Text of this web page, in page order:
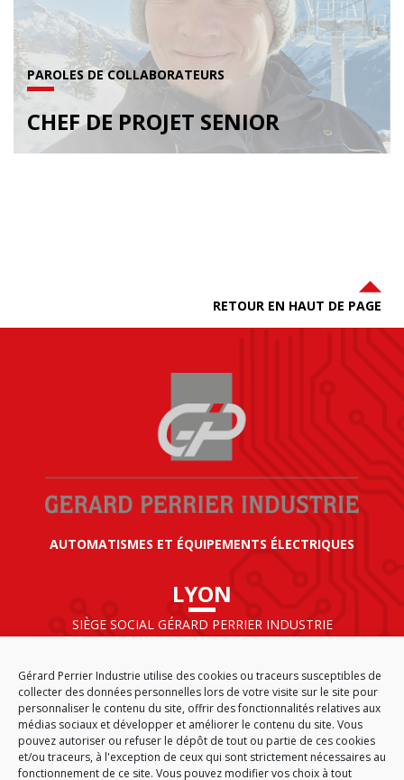
Gérard Perrier Industrie utilise des cookies ou traceurs susceptibles de
collecter des données personnelles lors de votre visite sur le site pour
personnaliser le contenu du site, offrir des fonctionnalités relatives aux
médias sociaux et développer et améliorer le contenu du site. Vous
pouvez autoriser ou refuser le dépôt de tout ou partie de ces cookies
et/ou traceurs, à l'exception de ceux qui sont strictement nécessaires au
fonctionnement de ce site. Vous pouvez modifier vos choix à tout
PAROLES DE COLLABORATEURS
CHEF DE PROJET SENIOR
RETOUR EN HAUT DE PAGE
AUTOMATISMES ET ÉQUIPEMENTS ÉLECTRIQUES
LYON
SIÈGE SOCIAL GÉRARD PERRIER INDUSTRIE
69125 LYON AÉROPORT SAINT EXUPÉRY
FRANCE